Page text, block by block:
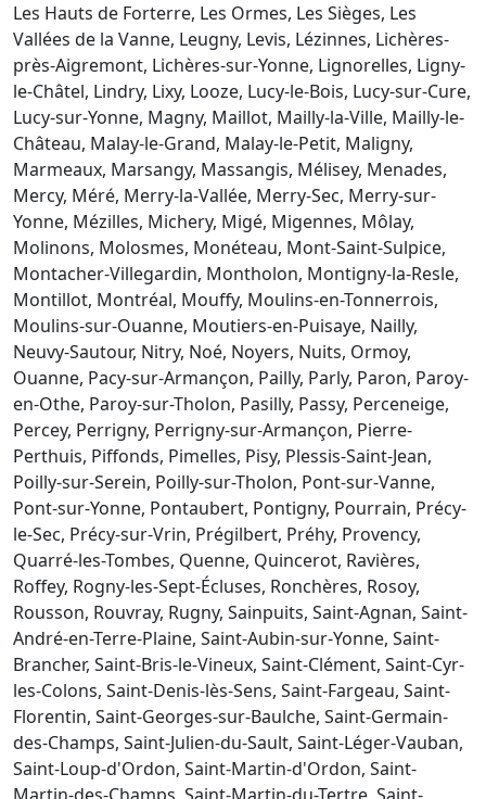
Les Hauts de Forterre, Les Ormes, Les Sièges, Les
Vallées de la Vanne, Leugny, Levis, Lézinnes, Lichères-
près-Aigremont, Lichères-sur-Yonne, Lignorelles, Ligny-
le-Châtel, Lindry, Lixy, Looze, Lucy-le-Bois, Lucy-sur-Cure,
Lucy-sur-Yonne, Magny, Maillot, Mailly-la-Ville, Mailly-le-
Château, Malay-le-Grand, Malay-le-Petit, Maligny,
Marmeaux, Marsangy, Massangis, Mélisey, Menades,
Mercy, Méré, Merry-la-Vallée, Merry-Sec, Merry-sur-
Yonne, Mézilles, Michery, Migé, Migennes, Môlay,
Molinons, Molosmes, Monéteau, Mont-Saint-Sulpice,
Montacher-Villegardin, Montholon, Montigny-la-Resle,
Montillot, Montréal, Mouffy, Moulins-en-Tonnerrois,
Moulins-sur-Ouanne, Moutiers-en-Puisaye, Nailly,
Neuvy-Sautour, Nitry, Noé, Noyers, Nuits, Ormoy,
Ouanne, Pacy-sur-Armançon, Pailly, Parly, Paron, Paroy-
en-Othe, Paroy-sur-Tholon, Pasilly, Passy, Perceneige,
Percey, Perrigny, Perrigny-sur-Armançon, Pierre-
Perthuis, Piffonds, Pimelles, Pisy, Plessis-Saint-Jean,
Poilly-sur-Serein, Poilly-sur-Tholon, Pont-sur-Vanne,
Pont-sur-Yonne, Pontaubert, Pontigny, Pourrain, Précy-
le-Sec, Précy-sur-Vrin, Prégilbert, Préhy, Provency,
Quarré-les-Tombes, Quenne, Quincerot, Ravières,
Roffey, Rogny-les-Sept-Écluses, Ronchères, Rosoy,
Rousson, Rouvray, Rugny, Sainpuits, Saint-Agnan, Saint-
André-en-Terre-Plaine, Saint-Aubin-sur-Yonne, Saint-
Brancher, Saint-Bris-le-Vineux, Saint-Clément, Saint-Cyr-
les-Colons, Saint-Denis-lès-Sens, Saint-Fargeau, Saint-
Florentin, Saint-Georges-sur-Baulche, Saint-Germain-
des-Champs, Saint-Julien-du-Sault, Saint-Léger-Vauban,
Saint-Loup-d'Ordon, Saint-Martin-d'Ordon, Saint-